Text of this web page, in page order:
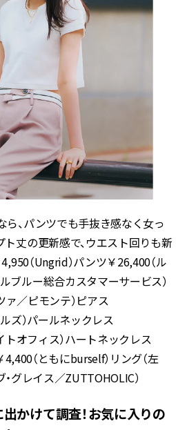
、パンツでも手抜き感なく女っ
ト丈の更新感で、ウエスト回りも新
（Ungrid）パンツ￥26,400（ル
ブルー総合カスタマーサービス）
ァ／ピモンテ）ピアス
ズ）パールネックレス
トオフィス）ハートネックレス
4,400（ともにburself）リング（左
・グレイス／ZUTTOHOLIC）
かけて調査！お気に入りの